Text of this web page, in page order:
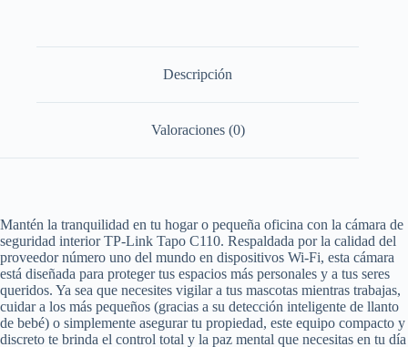
Descripción
Valoraciones (0)
Mantén la tranquilidad en tu hogar o pequeña oficina con la cámara de
seguridad interior TP-Link Tapo C110. Respaldada por la calidad del
proveedor número uno del mundo en dispositivos Wi-Fi, esta cámara
está diseñada para proteger tus espacios más personales y a tus seres
queridos. Ya sea que necesites vigilar a tus mascotas mientras trabajas,
cuidar a los más pequeños (gracias a su detección inteligente de llanto
de bebé) o simplemente asegurar tu propiedad, este equipo compacto y
discreto te brinda el control total y la paz mental que necesitas en tu día